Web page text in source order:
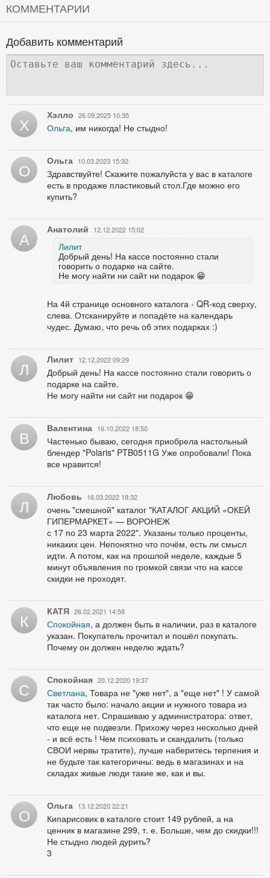
КОММЕНТАРИИ
Добавить комментарий
Х Хэлло 26.09.2025 10:35
Ольга, им никогда! Не стыдно!
О Ольга 10.03.2023 15:32
Здравствуйте! Скажите пожалуйста у вас в каталоге
есть в продаже пластиковый стол.Где можно его
купить?
А Анатолий 12.12.2022 15:02
Лилит
Добрый день! На кассе постоянно стали
говорить о подарке на сайте.
Не могу найти ни сайт ни подарок 😁
На 4й странице основного каталога - QR-код сверху,
слева. Отсканируйте и попадёте на календарь
чудес. Думаю, что речь об этих подарках :)
Л Лилит 12.12.2022 09:29
Добрый день! На кассе постоянно стали говорить о
подарке на сайте.
Не могу найти ни сайт ни подарок 😁
В Валентина 16.10.2022 18:50
Частенько бываю, сегодня приобрела настольный
блендер "Polaris" PTB0511G Уже опробовали! Пока
все нравится!
Л Любовь 16.03.2022 18:32
очень "смешной" каталог "КАТАЛОГ АКЦИЙ «ОКЕЙ
ГИПЕРМАРКЕТ» — ВОРОНЕЖ
с 17 по 23 марта 2022". Указаны только проценты,
никаких цен. Непонятно что почём, есть ли смысл
идти. А потом, как на прошлой неделе, каждые 5
минут объявления по громкой связи что на кассе
скидки не проходят.
К КАТЯ 26.02.2021 14:58
Спокойная, а должен быть в наличии, раз в каталоге
указан. Покупатель прочитал и пошёл покупать.
Почему он должен неделю ждать?
С Спокойная 20.12.2020 19:37
Светлана, Товара не "уже нет", а "еще нет" ! У самой
так часто было: начало акции и нужного товара из
каталога нет. Спрашиваю у администратора: ответ,
что еще не подвезли. Прихожу через несколько дней
- и всё есть ! Чем психовать и скандалить (только
СВОИ нервы тратите), лучше наберитесь терпения и
не будьте так категоричны: ведь в магазинах и на
складах живые люди такие же, как и вы.
О Ольга 13.12.2020 22:21
Кипарисовик в каталоге стоит 149 рублей, а на
ценник в магазине 299, т. е. Больше, чем до скидки!!!
Не стыдно людей дурить?
3